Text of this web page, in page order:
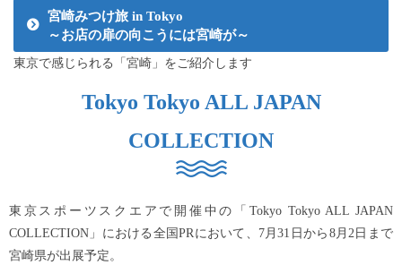
宮崎みつけ旅 in Tokyo
～お店の扉の向こうには宮崎が～
東京で感じられる「宮崎」をご紹介します
Tokyo Tokyo ALL JAPAN
COLLECTION
東京スポーツスクエアで開催中の「Tokyo Tokyo ALL JAPAN
COLLECTION」における全国PRにおいて、7月31日から8月2日まで
宮崎県が出展予定。